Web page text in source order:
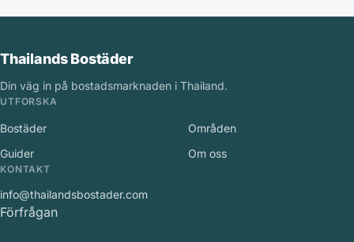
Thailands Bostäder
Din väg in på bostadsmarknaden i Thailand.
UTFORSKA
Bostäder
Områden
Guider
Om oss
KONTAKT
info@thailandsbostader.com
Förfrågan